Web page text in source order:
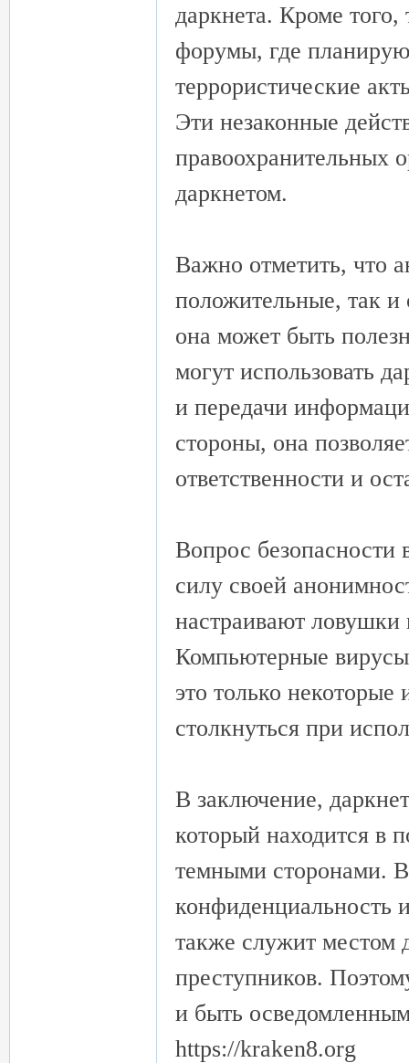
даркнета. Кроме
форумы, где
террористические
Эти незаконные
правоохранительных
даркнетом.
Важно отметить, что
положительные, так
она может быть
могут использовать
и передачи
стороны, она
ответственности и
Вопрос безопасности
силу своей
настраивают ловушки
Компьютерные
это только некоторые
столкнуться при
В заключение,
который находится в
темными сторонами. В
конфиденциальность
также служит местом
преступников.
и быть
https://kraken8.org